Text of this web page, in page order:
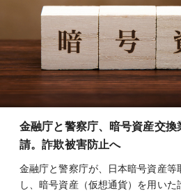
金融庁と警察庁、暗号資産交
請。詐欺被害防止へ
金融庁と警察庁が、日本暗号資産等
し、暗号資産（仮想通貨）を用い